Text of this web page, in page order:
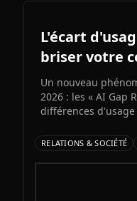
L'écart
briser votre
Un nouveau
2026 : les « AI Gap
différences
productivité,
Décryptage d'une
dans la vie de
RELATIONS & SOCIÉTÉ